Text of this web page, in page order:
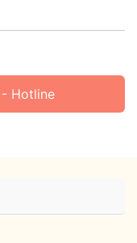
- Hotline